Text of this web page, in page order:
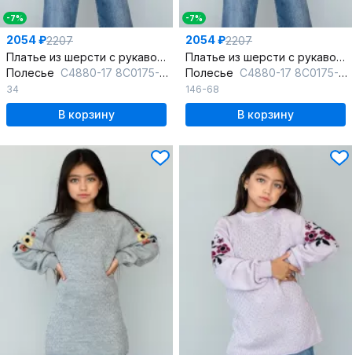
-7%
2054 ₽2207
Платье из шерсти с рукавом реглан, серое, до бедра
Полесье С4880-17 8С0175-Д43 134,140 горная_дымка
34
В корзину
-7%
2054 ₽2207
Платье из шерсти с рукавом реглан, серое, до бедра
Полесье С4880-17 8С0175-Д43 146 горная_дымка
146-68
В корзину